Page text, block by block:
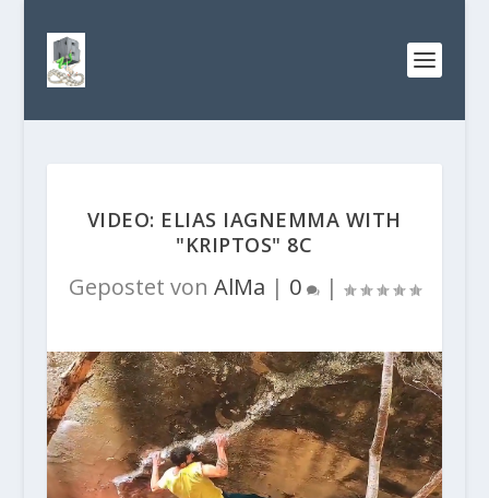
VIDEO: ELIAS IAGNEMMA WITH
"KRIPTOS" 8C
Gepostet von AlMa | 0 |